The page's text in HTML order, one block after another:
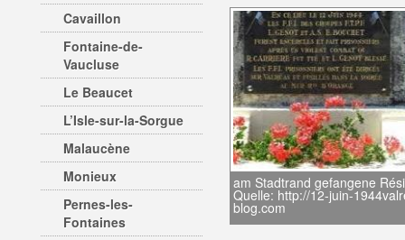
Cavaillon
Fontaine-de-
Vaucluse
Le Beaucet
L’Isle-sur-la-Sorgue
Malaucène
Monieux
Pernes-les-
Fontaines
am Stadtrand gefangene
Quelle: http://12-juin-
blog.com